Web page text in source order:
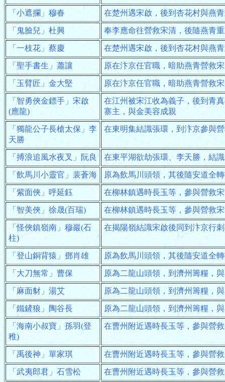
「小遮攔」穆春 在楚州遇宋啟，後到杏花村與燕
「鬼臉兒」杜興 奉李應命往營救宋清，後隨燕青
「一枝花」蔡慶 在楚州遇宋啟，後到杏花村與燕
「聖手書生」蕭讓 原在汴京任官職，暗助燕青營救
「玉臂匠」金大堅 原在汴京任官職，暗助燕青營救
「智勇俠金鏢手」宋啟
(應龍)
在江州被宋江收為義子，後到青
寨主，與金美容成親
「獨龍公子長槍太保」李
天勝
在東明集結識張環，到汴京參與
「搏浪追風水夜叉」阮良 在東平湖欲劫張環、李天勝，結
「飲馬川小靈官」裴蒼海 原為飲馬川頭領，其後隨安道全
「紫面俠」呼延鈺 在柳林鎮遇時長玉等，參與營救
「智美俠」徐晟(百瑞) 在柳林鎮遇時長玉等，參與營救
「怪俠鎮嶺南」穆巖(石
柱)
在揭陽嶺結識宋啟後同到汴京行
「登山銅背猿」鄧肖雄 原為飲馬川頭領，其後隨安道全
「大刀無常」曹保 原為二龍山頭領，到濟州籌糧，
「麻面豺」湯艾 原為二龍山頭領，到濟州籌糧，
「鐵鏟狼」陶谷長 原為二龍山頭領，到濟州籌糧，
「海南小叔寶」孫羽(登
稚)
在曹州附近遇時長玉等，參與營
「禹後神」單家琪 在曹州附近遇時長玉等，參與營
「武夷郎君」石雪松 在曹州附近遇時長玉等，參與營